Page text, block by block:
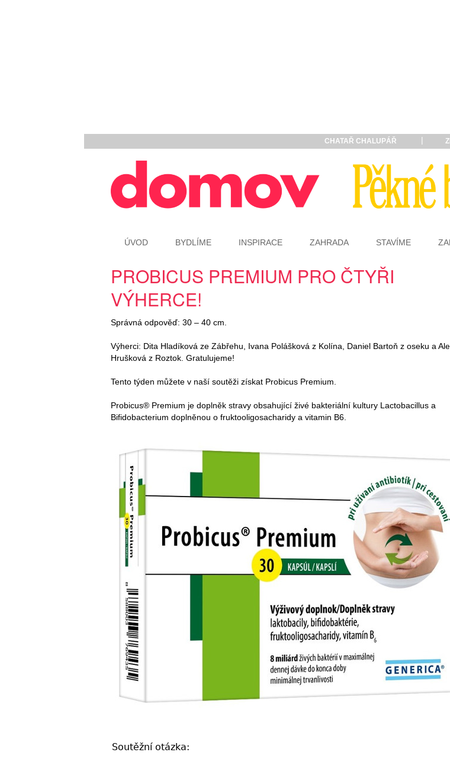
CHATAŘ CHALUPÁŘ
ÚVOD BYDLÍME INSPIRACE ZAHRADA STAVÍME
PROBICUS PREMIUM PRO ČTYŘI
VÝHERCE!
Správná odpověď: 30 – 40 cm.
Výherci: Dita Hladíková ze Zábřehu, Ivana Polášková z Kolína, Daniel Bartoň z oseku a
Hrušková z Roztok. Gratulujeme!
Tento týden můžete v naší soutěži získat Probicus Premium.
Probicus® Premium je doplněk stravy obsahující živé bakteriální kultury Lactobacillus a
Bifidobacterium doplněnou o fruktooligosacharidy a vitamin B6.
Soutěžní otázka: